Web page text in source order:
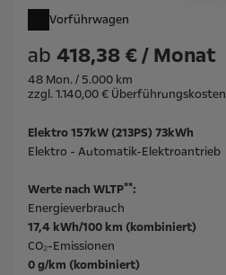
Vorführwagen
ab 418,38 € / Monat
48 Mon. / 5.000 km
zzgl. 1.140,00 € Überführungskosten
Elektro 157kW (213PS) 73kWh
Elektro - Automatik-Elektroantrieb
Werte nach WLTP**:
Energieverbrauch
17,4 kWh/100 km (kombiniert)
CO₂-Emissionen
0 g/km (kombiniert)